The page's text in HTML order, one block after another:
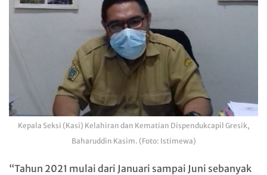
Kepala Seksi (Kasi) Kelahiran dan Kematian Dispendukcapil Gresik,
Baharuddin Kasim. (Foto: Istimewa)
“Tahun 2021 mulai dari Januari sampai Juni sebanyak